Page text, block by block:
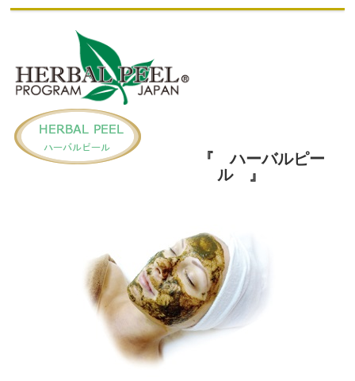
『 ハーバルピー
ル 』